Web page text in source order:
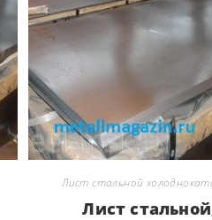
Лист стальной
Лист